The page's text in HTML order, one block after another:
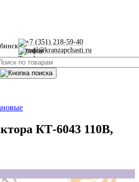
+7 (351) 218-59-40
mail@kranzapchasti.ru
КТ-6043 110В,